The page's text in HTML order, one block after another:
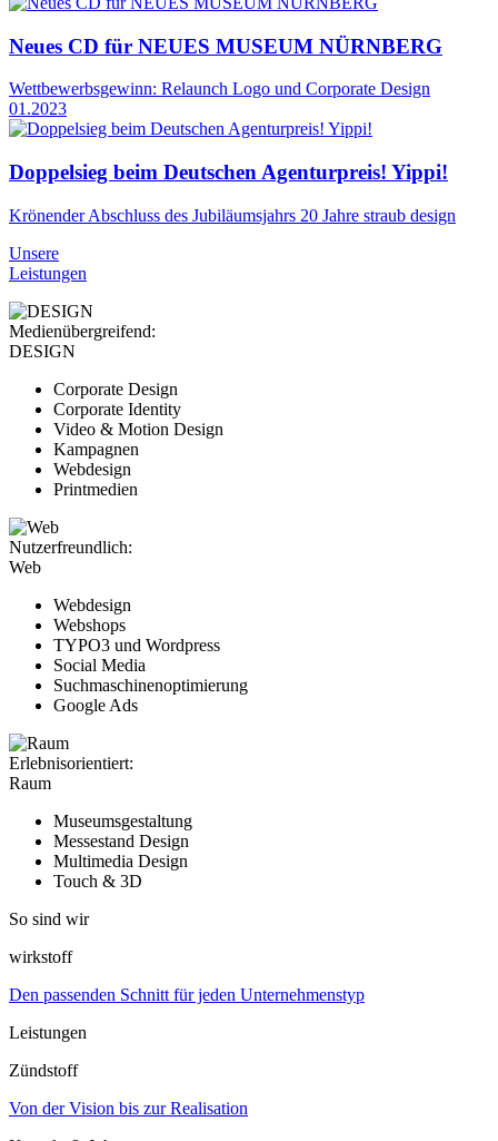
Neues CD für NEUES MUSEUM NÜRNBERG
Wettbewerbsgewinn: Relaunch Logo und Corporate Design
01.2023
Doppelsieg beim Deutschen Agenturpreis! Yippi!
Krönender Abschluss des Jubiläumsjahrs 20 Jahre straub design
Unsere
Leistungen
Medienübergreifend:
DESIGN
Corporate Design
Corporate Identity
Video & Motion Design
Kampagnen
Webdesign
Printmedien
Nutzerfreundlich:
Web
Webdesign
Webshops
TYPO3 und Wordpress
Social Media
Suchmaschinenoptimierung
Google Ads
Erlebnisorientiert:
Raum
Museumsgestaltung
Messestand Design
Multimedia Design
Touch & 3D
So sind wir
wirkstoff
Den passenden Schnitt für jeden Unternehmenstyp
Leistungen
Zündstoff
Von der Vision bis zur Realisation